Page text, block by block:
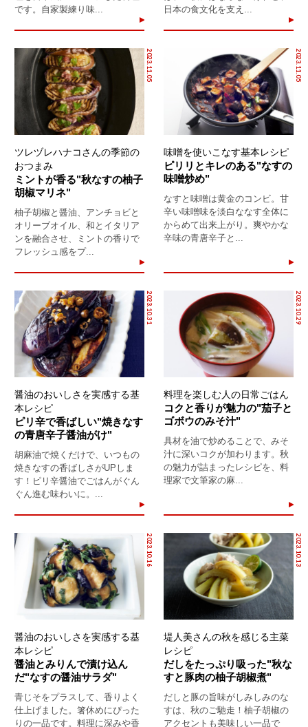
です。自家製練り味...
日本の食文化を支え...
2023.11.05
ツレヅレハナコさんの季節の
おつまみ
ミントが香る"秋なすの柚子
胡椒マリネ"
柚子胡椒と醤油、アンチョビと
オリーブオイル、和とイタリア
ンを融合させ、ミントの香りで
フレッシュ感をプ...
2023.11.05
味噌を使いこなす基本レシピ
ピリリとキレのある"なすの
味噌炒め"
なすと味噌は黄金のコンビ。甘
辛い味噌味を淡白ななす全体に
からめて出来上がり。爽やかな
辛味の青唐辛子と...
2023.10.31
醤油のおいしさを実感する基
本レシピ
ピリ辛で香ばしい"焼きなす
の青唐辛子醤油がけ"
胡麻油で焼くだけで、いつもの
焼きなすの香ばしさがUPしま
す！ピリ辛醤油でごはんがぐん
ぐん進む味わいに。...
2023.10.29
料理を楽しむ人の日常ごはん
コクと香りが魅力の"茄子と
ゴボウのみそ汁"
具材を油で炒めることで、みそ
汁に深いコクが加わります。秋
の魅力が詰まったレシピを、料
理家で文筆家の麻...
2023.10.16
醤油のおいしさを実感する基
本レシピ
醤油とみりんで漬け込ん
だ"なすの醤油サラダ"
青じそをプラスして、香りよく
仕上げました。箸休めにぴった
りの一品です。料理に深みや香
2023.10.13
堤人美さんの秋を感じる主菜
レシピ
だしをたっぷり吸った"秋な
すと豚肉の柚子胡椒煮"
だしと豚の旨味がしみしみのな
すは、秋のご馳走！柚子胡椒の
アクセントも美味しい一品で